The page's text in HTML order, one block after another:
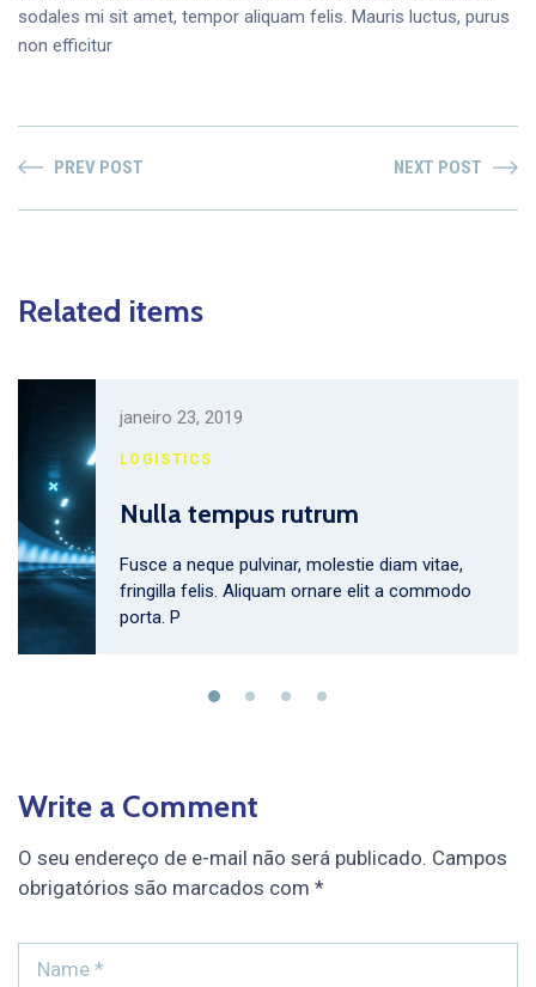
sodales mi sit amet, tempor aliquam felis. Mauris luctus, purus
non efficitur
PREV POST NEXT POST
Related items
janeiro 23, 2019
LOGISTICS
Nulla tempus rutrum
Fusce a neque pulvinar, molestie diam vitae,
fringilla felis. Aliquam ornare elit a commodo
porta. P
Write a Comment
O seu endereço de e-mail não será publicado. Campos
obrigatórios são marcados com *